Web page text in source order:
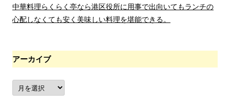
中華料理らくらく亭なら港区役所に用事で出向いてもランチの
心配しなくても安く美味しい料理を堪能できる。
アーカイブ
ア
ー